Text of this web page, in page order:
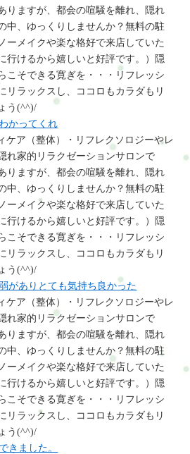
りますが、都会の喧騒を離れ、隠れ
中、ゆっくりしませんか？無料の駐
ーメイクや楽な格好で来店していた
行けるから嬉しいと好評です。）隠
こそできる寛ぎを・・・リフレッシ
リラックスし、ココロもカラダもリ
う(^^)/
かってくれ
ケア（整体）・リフレクソロジーやレ
れ家的リラクゼーションサロンで
りますが、都会の喧騒を離れ、隠れ
中、ゆっくりしませんか？無料の駐
ーメイクや楽な格好で来店していた
行けるから嬉しいと好評です。）隠
こそできる寛ぎを・・・リフレッシ
リラックスし、ココロもカラダもリ
う(^^)/
がありとても気持ち良かった
ケア（整体）・リフレクソロジーやレ
れ家的リラクゼーションサロンで
りますが、都会の喧騒を離れ、隠れ
中、ゆっくりしませんか？無料の駐
ーメイクや楽な格好で来店していた
行けるから嬉しいと好評です。）隠
こそできる寛ぎを・・・リフレッシ
リラックスし、ココロもカラダもリ
う(^^)/
きました。